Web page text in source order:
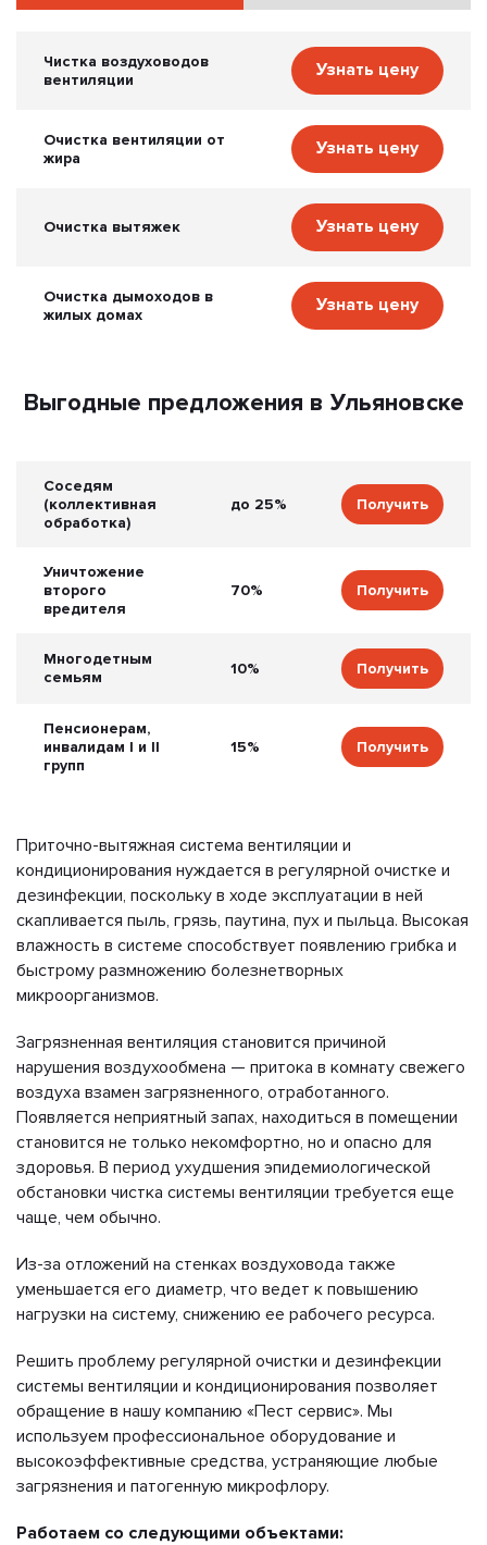
Чистка воздуховодов
вентиляции
Узнать цену
Очистка вентиляции от
жира
Узнать цену
Очистка вытяжек Узнать цену
Очистка дымоходов в
жилых домах
Узнать цену
Выгодные предложения в Ульяновске
Соседям
(коллективная
обработка)
до 25% Получить
Уничтожение
второго
вредителя
70% Получить
Многодетным
семьям
10% Получить
Пенсионерам,
инвалидам I и II
групп
15% Получить
Приточно-вытяжная система вентиляции и
кондиционирования нуждается в регулярной очистке и
дезинфекции, поскольку в ходе эксплуатации в ней
скапливается пыль, грязь, паутина, пух и пыльца. Высокая
влажность в системе способствует появлению грибка и
быстрому размножению болезнетворных
микроорганизмов.
Загрязненная вентиляция становится причиной
нарушения воздухообмена — притока в комнату свежего
воздуха взамен загрязненного, отработанного.
Появляется неприятный запах, находиться в помещении
становится не только некомфортно, но и опасно для
здоровья. В период ухудшения эпидемиологической
обстановки чистка системы вентиляции требуется еще
чаще, чем обычно.
Из-за отложений на стенках воздуховода также
уменьшается его диаметр, что ведет к повышению
нагрузки на систему, снижению ее рабочего ресурса.
Решить проблему регулярной очистки и дезинфекции
системы вентиляции и кондиционирования позволяет
обращение в нашу компанию «Пест сервис». Мы
используем профессиональное оборудование и
высокоэффективные средства, устраняющие любые
загрязнения и патогенную микрофлору.
Работаем со следующими объектами: